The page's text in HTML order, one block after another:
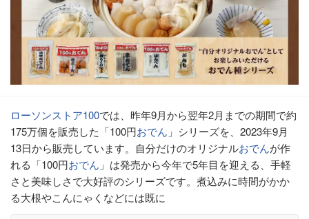
ローソンストア100では、昨年9月から翌年2月までの期間で約
175万個を販売した「100円おでん 」シリーズを、2023年9月
13日から販売しています。自分だけのオリジナルおでんが作
れる「100円おでん 」は発売から今年で5年目を迎える、手軽
さと美味しさで大好評のシリーズです。煮込みに時間がかか
る大根やこんにゃくなどには既に